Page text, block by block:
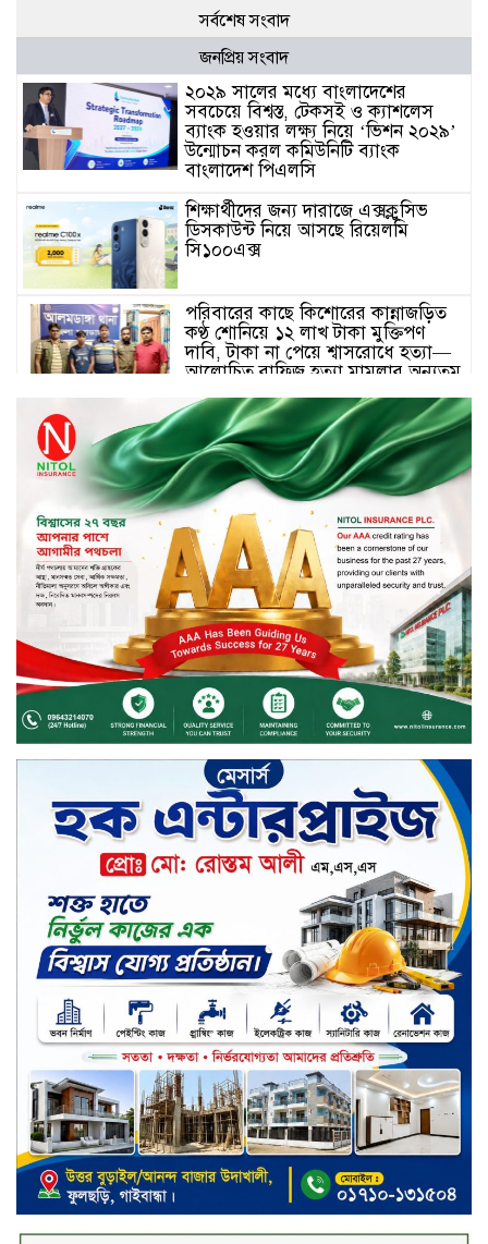
সর্বশেষ সংবাদ
জনপ্রিয় সংবাদ
২০২৯ সালের মধ্যে বাংলাদেশের
সবচেয়ে বিশ্বস্ত, টেকসই ও ক্যাশলেস
ব্যাংক হওয়ার লক্ষ্য নিয়ে ‘ভিশন ২০২৯’
উন্মোচন করল কমিউনিটি ব্যাংক
বাংলাদেশ পিএলসি
শিক্ষার্থীদের জন্য দারাজে এক্সক্লুসিভ
ডিসকাউন্ট নিয়ে আসছে রিয়েলমি
সি১০০এক্স
পরিবারের কাছে কিশোরের কান্নাজড়িত
কণ্ঠ শোনিয়ে ১২ লাখ টাকা মুক্তিপণ
দাবি, টাকা না পেয়ে শ্বাসরোধে হত্যা—
আলোচিত রাফিজ হত্যা মামলার অন্যতম
নড়াইলে বিএনপির ৬ নেতার
বহিষ্কারাদেশ প্রত্যাহার
দেশজুড়ে কেনাকাটায় সেরা অফার, ব্র্যান্ড
রাশ আওয়ার এবং এক্সক্লুসিভ পেমেন্ট
ডিসকাউন্ট নিয়ে এলো দারাজ ৮.৮ গ্রেট
৮ সেল
টাঙ্গাইল জেলা পরিষদের ২৩লাখ টাকার
অনুদান বিতরণ
ডিজিটাল স্ক্রিন ছেড়ে ফসলের মাঠে
শিক্ষার্থীরা; টাঙ্গাইলের মহিষমারা কলেজে
খুন্তি-কোদালে তরুণদের নতুন বিপ্লব!
শান্তা পিনাকলে প্রিমিয়ার ব্যাংকের বোর্ড
সভা অনুষ্ঠিত
কাফরুলে মুক্তিযোদ্ধা কল্যাণ সমিতিতে
ইশতিয়াক আজিজ উলফাতের কোটি
টাকার দুর্নীতি, ফ্ল্যাট দখলের অপচেষ্টা ও
সন্ত্রাসী হামলা
ব্যাংকিং খাত স্থিতিশীল করতে ১৮ মাসের
পরিকল্পনা কেন্দ্রীয় ব্যাংকের
কারখানার উৎপাদন কার্যক্রম সম্পূর্ণ বন্ধ,
জানাল এস আলম কোল্ড রোলড স্টিলস